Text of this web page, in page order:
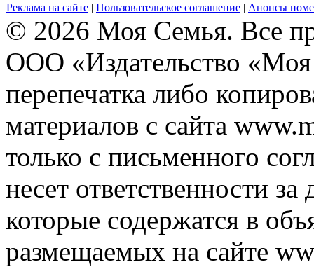
Реклама на сайте | Пользовательское соглашение | Анонсы
© 2026 Моя Семья. Все
ООО «Издательство
перепечатка либо
материалов с сайта
только с письменного
несет ответственности
которые содержатся в
размещаемых на сайте